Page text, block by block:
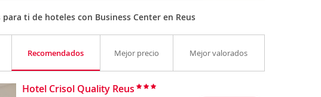
para ti de hoteles con Business Center en Reus
Recomendados Mejor precio Mejor valorados
Hotel Crisol Quality Reus